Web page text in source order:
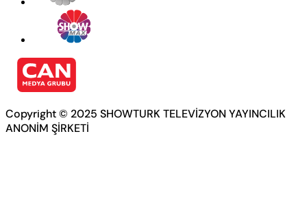
Copyright © 2025 SHOWTURK TELEVİZYON YAYINCILIK
ANONİM ŞİRKETİ